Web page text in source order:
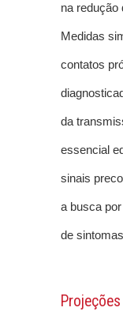
na redução
Medidas
contatos
da
essencial
sinais
a busca
de
Projeções